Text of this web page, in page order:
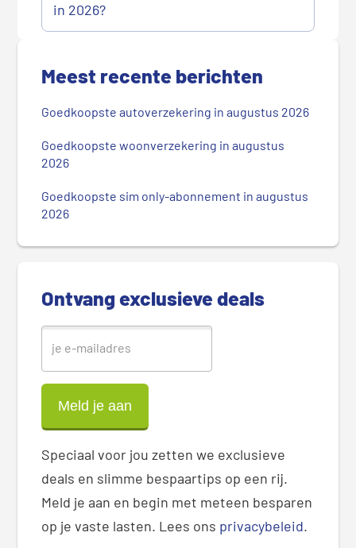
in 2026?
d
Meest recente berichten
Goedkoopste autoverzekering in augustus 2026
Goedkoopste woonverzekering in augustus
2026
Goedkoopste sim only-abonnement in augustus
2026
Ontvang exclusieve deals
Speciaal voor jou zetten we exclusieve
deals en slimme bespaartips op een rij.
Meld je aan en begin met meteen besparen
op je vaste lasten. Lees ons privacybeleid.